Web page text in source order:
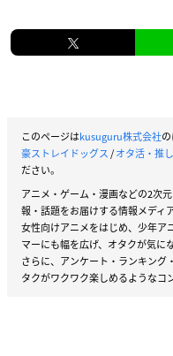
このページはkusuguru株式会社
豪ストレイドッグス/オタ活・推
ださい。
アニメ・ゲーム・漫画などの2次
報・話題をお届けする情報メディ
女性向けアニメをはじめ、少年ア
マーにも幅を広げ、オタクが気に
さらに、アンケート・ランキング
タクがワクワク楽しめるようなコ